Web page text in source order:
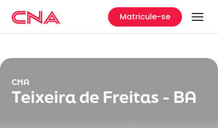
Matricule-se
CNA
Teixeira de Freitas - BA